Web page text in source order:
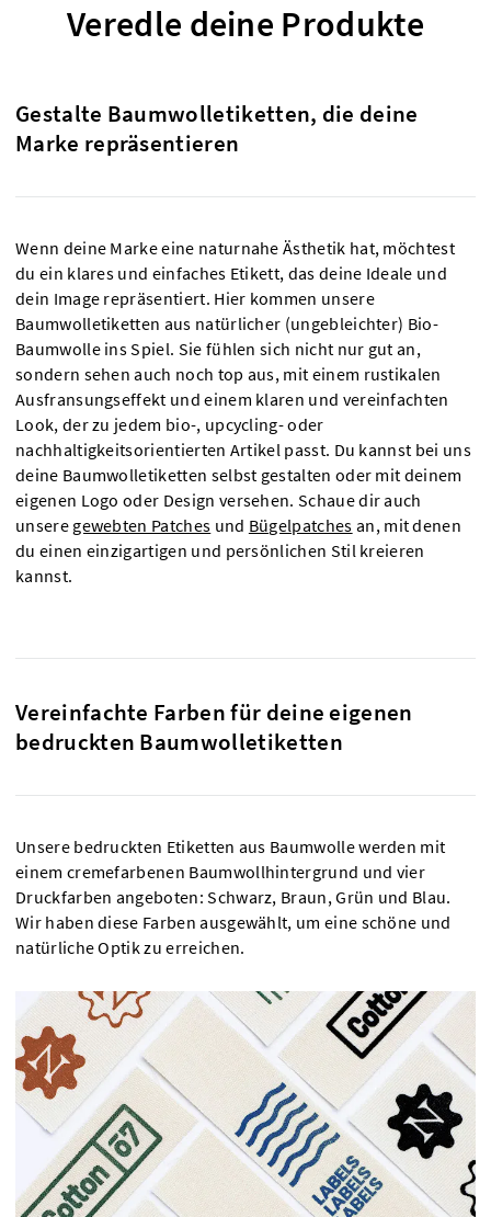
Veredle deine Produkte
Gestalte Baumwolletiketten, die deine
Marke repräsentieren
Wenn deine Marke eine naturnahe Ästhetik hat, möchtest
du ein klares und einfaches Etikett, das deine Ideale und
dein Image repräsentiert. Hier kommen unsere
Baumwolletiketten aus natürlicher (ungebleichter) Bio-
Baumwolle ins Spiel. Sie fühlen sich nicht nur gut an,
sondern sehen auch noch top aus, mit einem rustikalen
Ausfransungseffekt und einem klaren und vereinfachten
Look, der zu jedem bio-, upcycling- oder
nachhaltigkeitsorientierten Artikel passt. Du kannst bei uns
deine Baumwolletiketten selbst gestalten oder mit deinem
eigenen Logo oder Design versehen. Schaue dir auch
unsere gewebten Patches und Bügelpatches an, mit denen
du einen einzigartigen und persönlichen Stil kreieren
kannst.
Vereinfachte Farben für deine eigenen
bedruckten Baumwolletiketten
Unsere bedruckten Etiketten aus Baumwolle werden mit
einem cremefarbenen Baumwollhintergrund und vier
Druckfarben angeboten: Schwarz, Braun, Grün und Blau.
Wir haben diese Farben ausgewählt, um eine schöne und
natürliche Optik zu erreichen.